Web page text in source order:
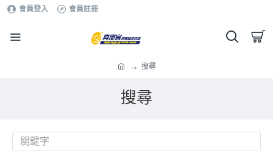
會員登入 會員註冊
搜尋
搜尋